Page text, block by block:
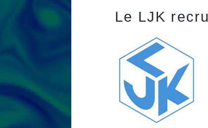
Le LJK